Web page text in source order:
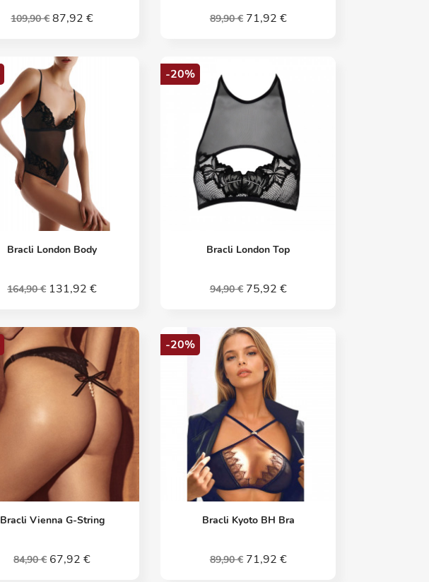
109,90 € 87,92 €
89,90 € 71,92 €
 Vorschau
Bracli London Body
164,90 € 131,92 €
Vorschau
Bracli London Top
94,90 € 75,92 €
-20%
Vorschau
Bracli Vienna G-String
84,90 € 67,92 €
 Vorschau
Bracli Kyoto BH Bra
89,90 € 71,92 €
-20%